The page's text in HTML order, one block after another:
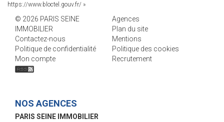
https://www.bloctel.gouv.fr/ »
© 2026 PARIS SEINE
IMMOBILIER
Agences
Plan du site
Contactez-nous
Mentions
Politique de confidentialité
Politique des cookies
Mon compte
Recrutement
NOS AGENCES
PARIS SEINE IMMOBILIER